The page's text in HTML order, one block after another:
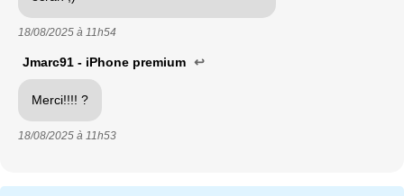
18/08/2025 à 11h54
Jmarc91 - iPhone premium ↩
Merci!!!! ?
18/08/2025 à 11h53